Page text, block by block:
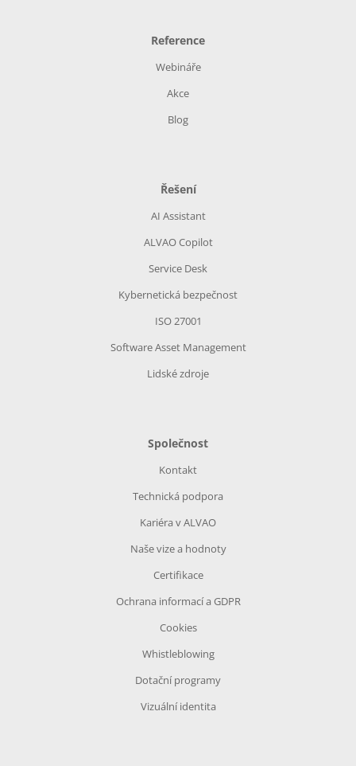
Reference
Webináře
Akce
Blog
Řešení
AI Assistant
ALVAO Copilot
Service Desk
Kybernetická bezpečnost
ISO 27001
Software Asset Management
Lidské zdroje
Společnost
Kontakt
Technická podpora
Kariéra v ALVAO
Naše vize a hodnoty
Certifikace
Ochrana informací a GDPR
Cookies
Whistleblowing
Dotační programy
Vizuální identita